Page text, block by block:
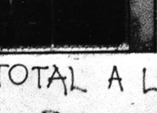
1 dic 2022
ARTISTA SEÑALADX:
Grupo Fosa
Grupo Fosa, surge a mediados de los 90,
centrando sus producciones en
performances duracionales, instalaciones y
videoarte.